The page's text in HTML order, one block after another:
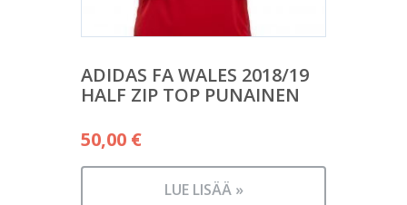
ADIDAS FA WALES 2018/19
HALF ZIP TOP PUNAINEN
50,00 €
LUE LISÄÄ »